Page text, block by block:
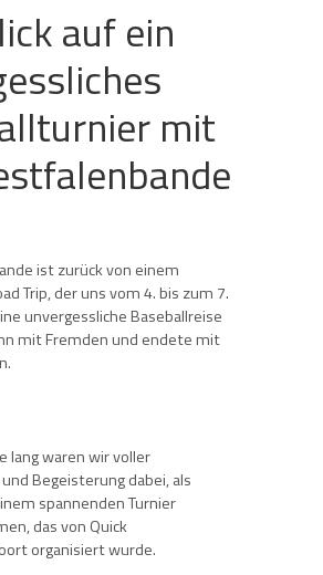
auf ein
mit
ist zurück von einem
Trip, der uns vom 4. bis zum 7.
unvergessliche Baseballreise
mit Fremden und endete mit
lang waren wir voller
Begeisterung dabei, als
spannenden Turnier
das von Quick
organisiert wurde.